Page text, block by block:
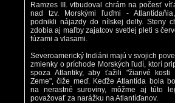
Ramzes III. vtbudoval chrám na počesť
nad tzv. Morskými ľuďmi -
podnikli nájazdy do nílskej delty. Steny
zdobia aj maľby zajatcov svetlej pleti s
fúzami a vlasami.
Severoamerický Indiáni majú v svojich
zmienky o príchode Morských ľudí, ktorí
spoza Atlantiky, aby ťažili "žiarivé kosti
Zeme", čiže meď. Keďže Atlantída bola
na nerastné suroviny, môžme aj túto
považovať za narážku na Atlantíďanov.